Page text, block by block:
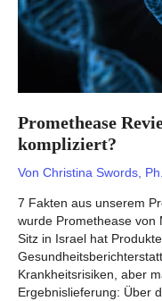
wert?
Promethease
kompliziert?
Von Christina Swords,
7 Fakten aus unserem
wurde Promethease von
Sitz in Israel hat
Krankheitsrisiken, aber
Ergebnislieferung: Über